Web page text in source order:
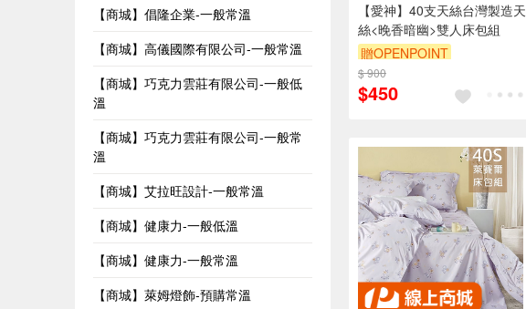
【商城】倡隆企業-一般常溫
【商城】高儀國際有限公司-一般常溫
【商城】巧克力雲莊有限公司-一般低
溫
【商城】巧克力雲莊有限公司-一般常
溫
【商城】艾拉旺設計-一般常溫
【商城】健康力-一般低溫
【商城】健康力-一般常溫
【商城】萊姆燈飾-預購常溫
【愛神】40支天絲台灣製造天
絲<晚香暗幽>雙人床包組
贈OPENPOINT
$ 900
$450